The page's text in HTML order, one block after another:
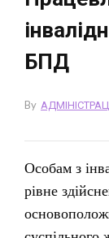
БПД
By
Особам з
рівне